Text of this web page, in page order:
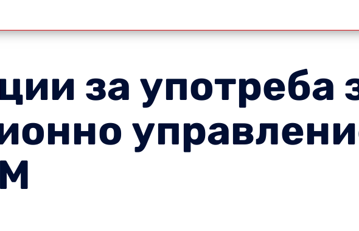
за употреба